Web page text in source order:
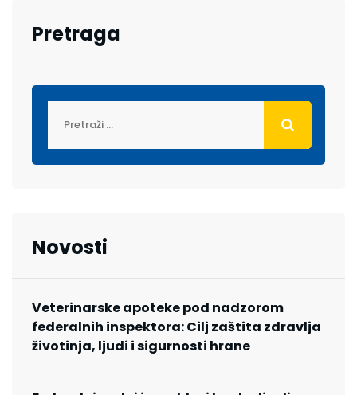
Pretraga
Novosti
Veterinarske apoteke pod nadzorom
federalnih inspektora: Cilj zaštita zdravlja
životinja, ljudi i sigurnosti hrane